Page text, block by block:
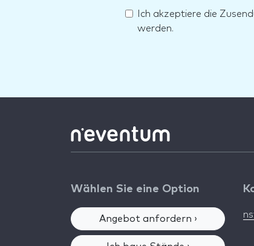
Ich akzeptiere die
werden.
Wählen Sie eine Option
Angebot anfordern ›